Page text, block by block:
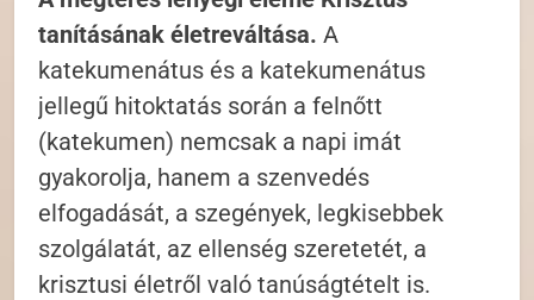
tanításának életreváltása. A
katekumenátus és a katekumenátus
jellegű hitoktatás során a felnőtt
(katekumen) nemcsak a napi imát
gyakorolja, hanem a szenvedés
elfogadását, a szegények, legkisebbek
szolgálatát, az ellenség szeretetét, a
krisztusi életről való tanúságtételt is.